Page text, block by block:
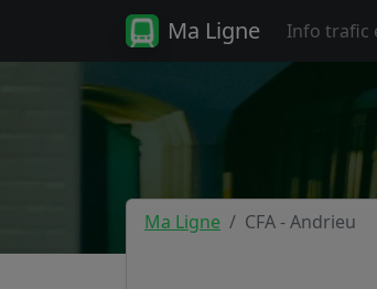
Ma Ligne Info trafic
Ma Ligne CFA - Andrieu